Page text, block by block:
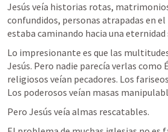
Jesús veía historias rotas,
confundidos, personas atrapadas en el
estaba caminando hacia una eternidad
Lo impresionante es que las
Jesús. Pero nadie parecía verlas como
religiosos veían pecadores. Los
Los poderosos veían masas
Pero Jesús veía almas rescatables.